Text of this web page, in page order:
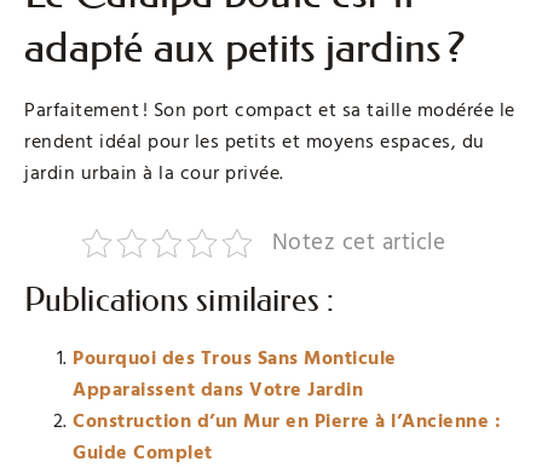
adapté aux petits jardins ?
Parfaitement ! Son port compact et sa taille modérée le
rendent idéal pour les petits et moyens espaces, du
jardin urbain à la cour privée.
Notez cet article
Publications similaires :
Pourquoi des Trous Sans Monticule
Apparaissent dans Votre Jardin
Construction d’un Mur en Pierre à l’Ancienne :
Guide Complet